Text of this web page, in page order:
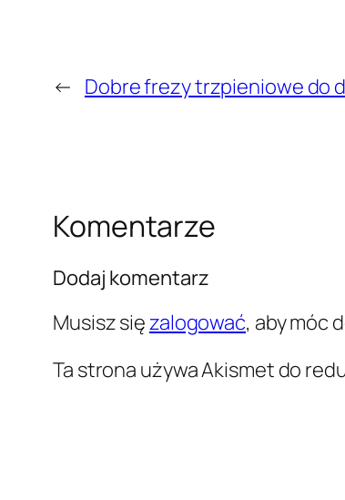
← Dobre frezy trzpieniowe do
Komentarze
Dodaj komentarz
Musisz sięzalogować, aby móc
Ta strona używa Akismet do